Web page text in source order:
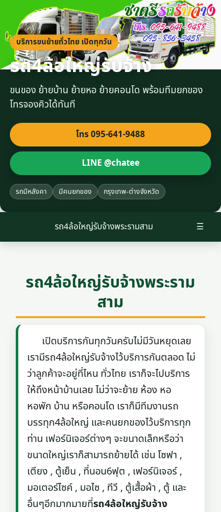
บริการขนย้ายทั่วไทย เปิดทุกวัน
รถ4ล้อใหญ่รับจ้าง
ขนของ ย้ายบ้าน ย้ายหอ ย้ายคอนโด พร้อมทีมยกของ
โทรจองคิวได้ทันที
โทร 095-641-9488
LINE @chatee
รถมีหลังคา มีคนยกของ กรุงเทพ-ต่างจังหวัด
☰
รถ4ล้อใหญ่รับจ้างพระรามสาม
รถ4ล้อใหญ่รับจ้างพระราม
สาม
เปิดบริการกันทุกวันครับไม่มีวันหยุดเลย
เรามีรถ4ล้อใหญ่รับจ้างไว้บริการกันตลอด ไม่
ว่าลูกค้าจะอยู่ที่ไหน ทั่วไทย เราก็จะไปบริการ
ให้ถึงหน้าบ้านเลย ไม่ว่าจะย้าย ห้อง หอ
หอพัก บ้าน หรือคอนโด เราก็มีทีมงานรถ
บรรทุก4ล้อใหญ่ และคนยกของไว้บริการทุก
ท่าน เฟอร์นิเจอร์ต่างๆ จะขนาดเล็กหรือว่า
ขนาดใหญ่เราก็สามารถย้ายได้ เช่น โซฟา ,
เตียง , ตู้เย็น , ที่นอน6ฟุต , เฟอร์นิเจอร์ ,
มอเตอร์ไซค์ , มอไซ , ทีวี , ตู้เสื้อผ้า , ตู้ และ
อื่นๆอีกมากมายที่รถ4ล้อใหญ่รับจ้าง